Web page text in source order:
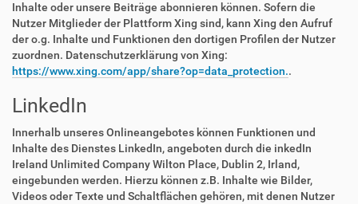
Inhalte oder unsere Beiträge abonnieren können. Sofern die
Nutzer Mitglieder der Plattform Xing sind, kann Xing den Aufruf
der o.g. Inhalte und Funktionen den dortigen Profilen der Nutzer
zuordnen. Datenschutzerklärung von Xing:
https://www.xing.com/app/share?op=data_protection..
LinkedIn
Innerhalb unseres Onlineangebotes können Funktionen und
Inhalte des Dienstes LinkedIn, angeboten durch die inkedIn
Ireland Unlimited Company Wilton Place, Dublin 2, Irland,
eingebunden werden. Hierzu können z.B. Inhalte wie Bilder,
Videos oder Texte und Schaltflächen gehören, mit denen Nutzer